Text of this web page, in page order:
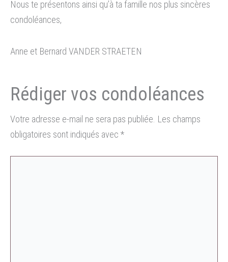
Nous te présentons ainsi qu’à ta famille nos plus sincères
condoléances,
Anne et Bernard VANDER STRAETEN
Votre adresse e-mail ne sera pas publiée. Les champs
obligatoires sont indiqués avec *